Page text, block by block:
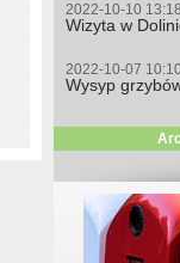
2022-10-10 13:18
Wizyta w
2022-10-07 10:10
Wysyp